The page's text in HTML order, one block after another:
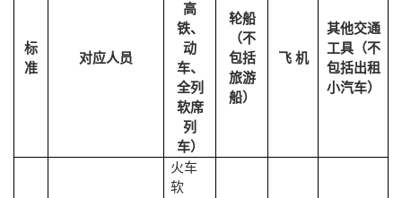
标
准
对应人员
高
铁、
动
车、
全列
软席
列
车）
轮船
（不
包括
旅游
船）
飞 机
其他交通
工具（不
包括出租
小汽车）
火车
软